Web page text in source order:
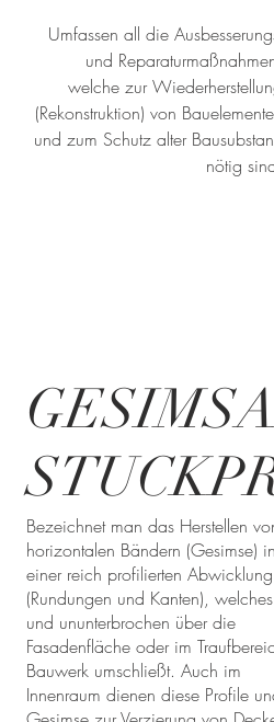
Umfassen all die
und
welche zur
(Rekonstruktion) von
und zum Schutz alter
nötig
Bezeichnet man das Herstellen
horizontalen Bändern (Gesimse)
einer reich profilierten Abwicklung
(Rundungen und Kanten),
und ununterbrochen über die
Fasadenfläche oder im
Bauwerk umschließt. Auch im
Innenraum dienen diese Profile
G